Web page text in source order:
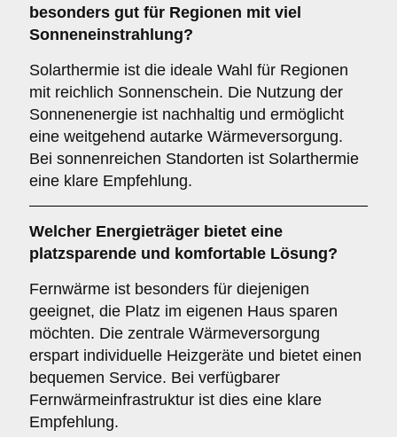
besonders gut für Regionen mit viel
Sonneneinstrahlung?
Solarthermie ist die ideale Wahl für Regionen
mit reichlich Sonnenschein. Die Nutzung der
Sonnenenergie ist nachhaltig und ermöglicht
eine weitgehend autarke Wärmeversorgung.
Bei sonnenreichen Standorten ist Solarthermie
eine klare Empfehlung.
Welcher Energieträger bietet eine
platzsparende und komfortable Lösung?
Fernwärme ist besonders für diejenigen
geeignet, die Platz im eigenen Haus sparen
möchten. Die zentrale Wärmeversorgung
erspart individuelle Heizgeräte und bietet einen
bequemen Service. Bei verfügbarer
Fernwärmeinfrastruktur ist dies eine klare
Empfehlung.